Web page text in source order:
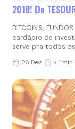
2018! De
BITCOINS,
cardápio de
serve pra todos
26 Dez < 1